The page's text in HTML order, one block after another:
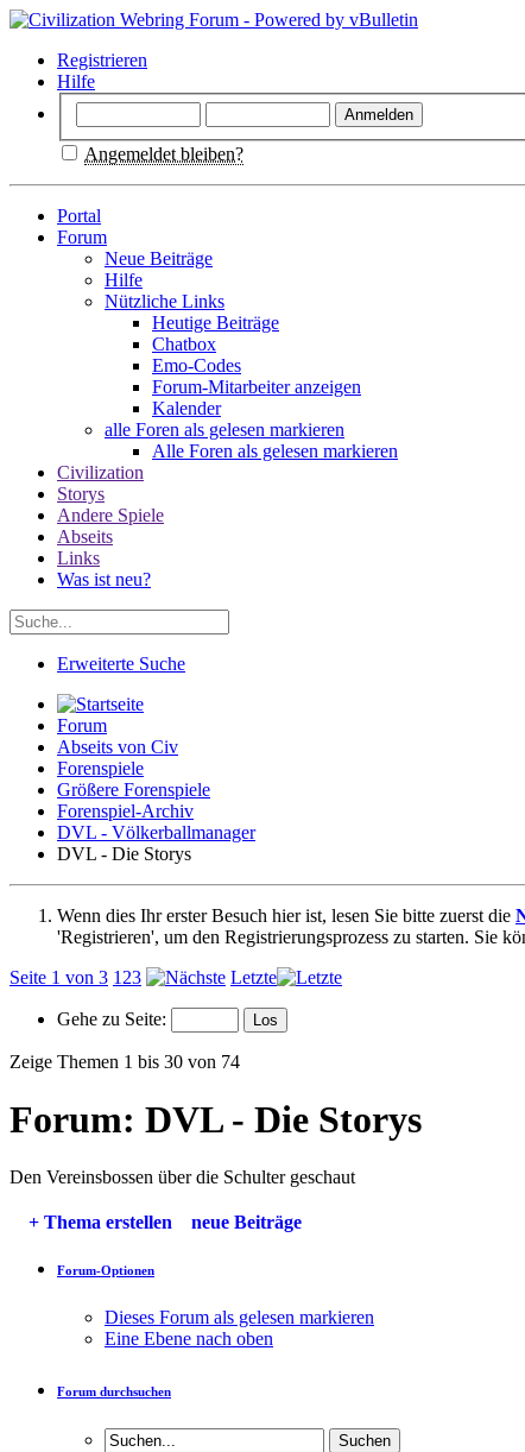
Registrieren
Hilfe
Angemeldet bleiben?
Portal
Forum
Neue Beiträge
Hilfe
Nützliche Links
Heutige Beiträge
Chatbox
Emo-Codes
Forum-Mitarbeiter anzeigen
Kalender
alle Foren als gelesen markieren
Alle Foren als gelesen markieren
Civilization
Storys
Andere Spiele
Abseits
Links
Was ist neu?
Erweiterte Suche
Forum
Abseits von Civ
Forenspiele
Größere Forenspiele
Forenspiel-Archiv
DVL - Völkerballmanager
DVL - Die Storys
Wenn dies Ihr erster Besuch hier ist, lesen Sie bitte zuerst die
'Registrieren', um den Registrierungsprozess zu starten. Sie
Seite 1 von 3 1 23 Letzte
Gehe zu Seite:
Zeige Themen 1 bis 30 von 74
Forum: DVL - Die Storys
Den Vereinsbossen über die Schulter geschaut
+ Thema erstellen neue Beiträge
Forum-Optionen
Dieses Forum als gelesen markieren
Eine Ebene nach oben
Forum durchsuchen